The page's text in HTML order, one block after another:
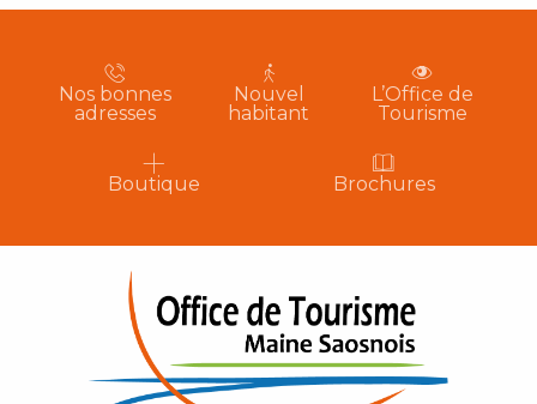
Nos bonnes
adresses
Nouvel
habitant
L’Office de
Tourisme
Boutique Brochures